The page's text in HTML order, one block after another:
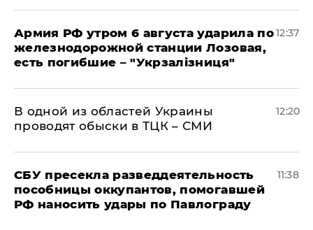
Армия РФ утром 6 августа ударила по
железнодорожной станции Лозовая,
есть погибшие – "Укрзалізниця"
12:37
В одной из областей Украины
проводят обыски в ТЦК – СМИ
12:20
СБУ пресекла разведдеятельность
пособницы оккупантов, помогавшей
РФ наносить удары по Павлограду
11:38